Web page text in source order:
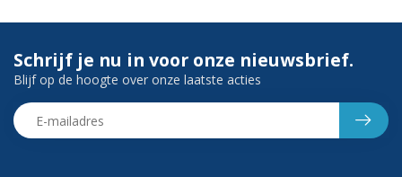
Schrijf je nu in voor onze nieuwsbrief.
Blijf op de hoogte over onze laatste acties